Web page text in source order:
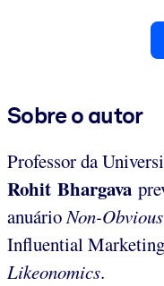
Sobre o autor
Professor da
Rohit Bhargava
anuárioNon-
Influential
Likeonomics.